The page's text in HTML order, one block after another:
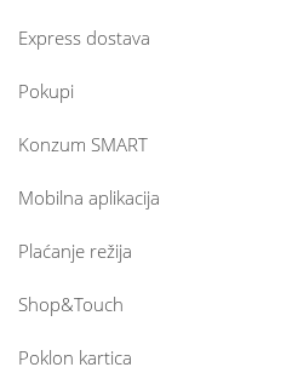
Express dostava
Pokupi
Konzum SMART
Mobilna aplikacija
Plaćanje režija
Shop&Touch
Poklon kartica